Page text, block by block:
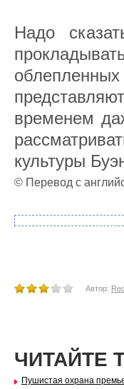
Надо
временем
культуры
© Перевод с
Автор:
ЧИТАЙТЕ
Пушистая охрана